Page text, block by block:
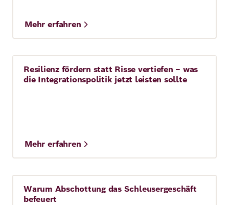
Mehr erfahren
Story
Resilienz fördern statt Risse vertiefen – was
die Integrationspolitik jetzt leisten sollte
Mehr erfahren
Story 4 Min.
Warum Abschottung das Schleusergeschäft
befeuert